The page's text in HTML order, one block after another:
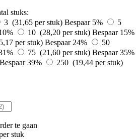
stuks:
3 (31,65 per stuk) Bespaar 5%
5
10 (28,20 per stuk) Bespaar 15%
per stuk) Bespaar 24%
50
75 (21,60 per stuk) Bespaar 35%
Bespaar 39%
250 (19,44 per stuk)
te gaan
stuk